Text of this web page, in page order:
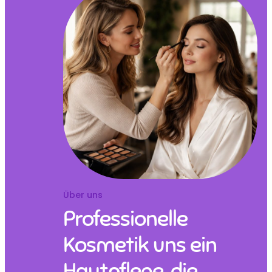
Über uns
Professionelle
Kosmetik uns ein